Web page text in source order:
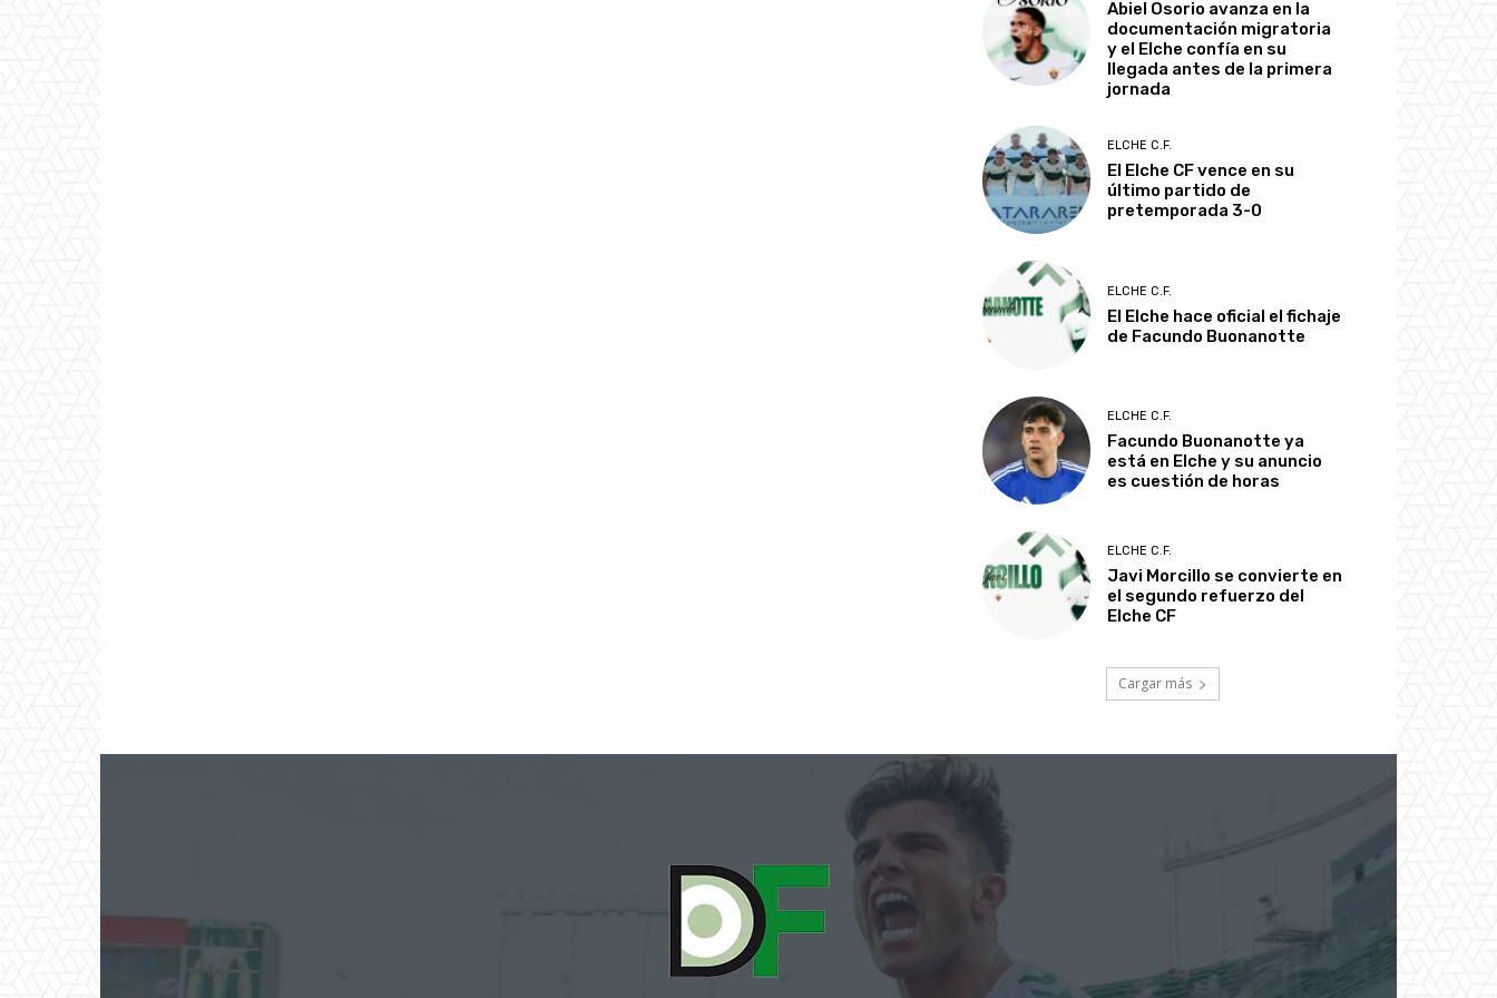
Abiel Osorio avanza en la
documentación migratoria
y el Elche confía en su
llegada antes de la primera
jornada
ELCHE C.F.
El Elche CF vence en su
último partido de
pretemporada 3-0
ELCHE C.F.
El Elche hace oficial el fichaje
de Facundo Buonanotte
ELCHE C.F.
Facundo Buonanotte ya
está en Elche y su anuncio
es cuestión de horas
ELCHE C.F.
Javi Morcillo se convierte en
el segundo refuerzo del
Elche CF
Cargar más